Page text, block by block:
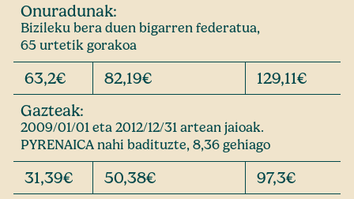
Onuradunak:
Bizileku bera duen bigarren federatua,
65 urtetik gorakoa
63,2€ 82,19€
129,11€
Gazteak:
2009/01/01 eta 2012/12/31 artean jaioak.
PYRENAICA nahi badituzte, 8,36 gehiago
31,39€ 50,38€
97,3€